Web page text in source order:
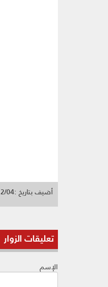
أضيف بتاريخ :2025/12/04
تعليقات الزوار
الإسم